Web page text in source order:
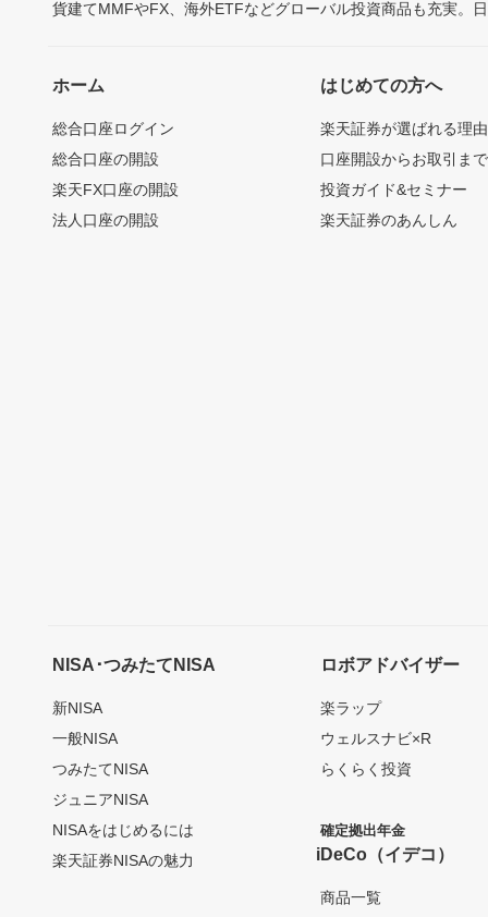
貨建てMMFやFX、海外ETFなどグローバル投資商品も充実。
ホーム
総合口座ログイン
総合口座の開設
楽天FX口座の開設
法人口座の開設
はじめての方へ
楽天証券が選ばれる理由
口座開設からお取引ま
投資ガイド&セミナー
楽天証券のあんしん
NISA･つみたてNISA
新NISA
一般NISA
つみたてNISA
ジュニアNISA
NISAをはじめるには
楽天証券NISAの魅力
ロボアドバイザー
楽ラップ
ウェルスナビ×R
らくらく投資
確定拠出年金
iDeCo（イデコ）
商品一覧